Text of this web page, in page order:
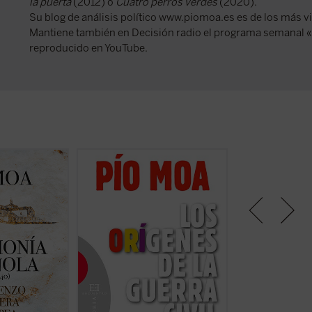
Su blog de análisis político www.piomoa.es es de los más
Mantiene también en Decisión radio el programa semanal
reproducido en YouTube.
es la
como
en la
de
de España,
países
de la historia
siglos y
Probablemente el libro más
esclarecedor sobre el proceso que
condujo a la guerra civil, escrito
por uno de los historiadores que
más han contribuido al debate en
torno a un período crucial de la
historia española.
La nueva edición, en el 70º
aniversario del final de la Guerra
Civil y a diez años de su ...(ver
contienda que,
en el siglo XX,
enfrenta a una